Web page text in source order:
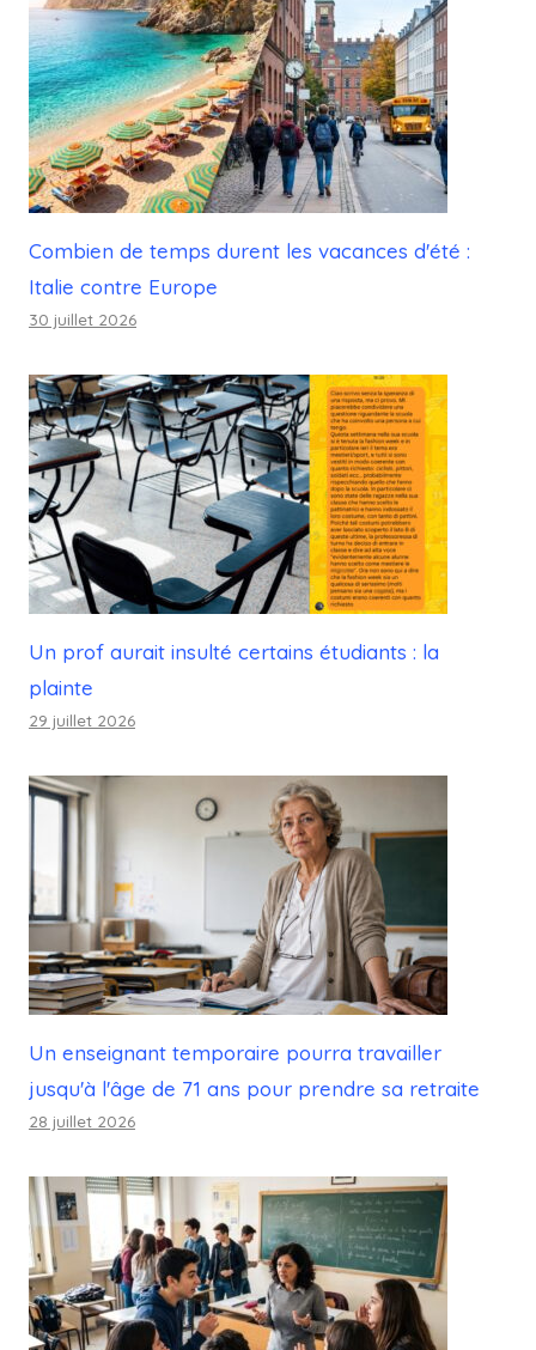
Combien de temps durent les vacances d'été :
Italie contre Europe
30 juillet 2026
Un prof aurait insulté certains étudiants : la
plainte
29 juillet 2026
Un enseignant temporaire pourra travailler
jusqu'à l'âge de 71 ans pour prendre sa retraite
28 juillet 2026